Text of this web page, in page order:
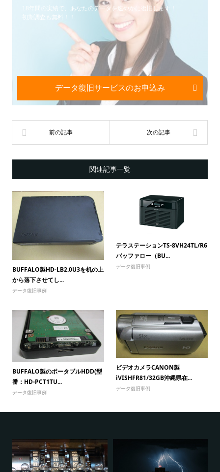
18年間の実績で、あなたのデータを速やかに復旧します！
初期調査も無料！！
データ復旧サービスのお申込み
関連記事一覧
BUFFALO製HD-LB2.0U3を机の上
から落下させてし...
データ復旧事例
テラステーションTS-8VH24TL/R6
バッファロー（BU...
データ復旧事例
BUFFALO製のポータブルHDD(型
番：HD-PCT1TU...
データ復旧事例
ビデオカメラCANON製
iVISHFR81/32GB沖縄県在...
データ復旧事例